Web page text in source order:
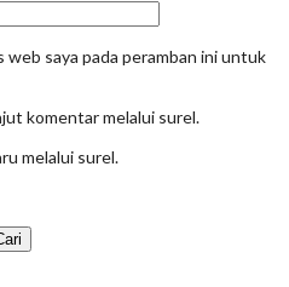
web saya pada peramban ini untuk
komentar melalui surel.
melalui surel.